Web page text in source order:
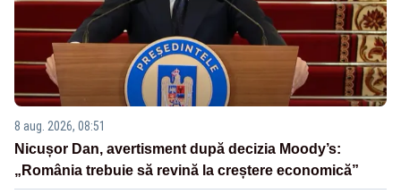
8 aug. 2026, 08:51
Nicușor Dan, avertisment după decizia Moody’s:
„România trebuie să revină la creștere economică”